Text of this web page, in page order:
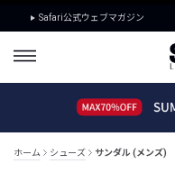
Safari公式ウェブマガジン
ホーム シューズ サンダル (メンズ)